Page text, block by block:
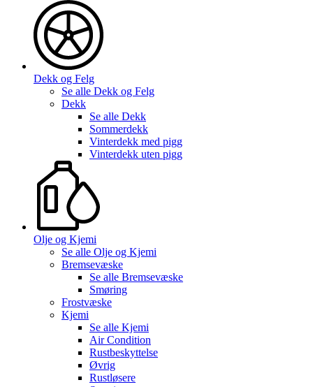
Dekk og Felg
Se alle Dekk og Felg
Dekk
Se alle Dekk
Sommerdekk
Vinterdekk med pigg
Vinterdekk uten pigg
Olje og Kjemi
Se alle Olje og Kjemi
Bremsevæske
Se alle Bremsevæske
Smøring
Frostvæske
Kjemi
Se alle Kjemi
Air Condition
Rustbeskyttelse
Øvrig
Rustløsere